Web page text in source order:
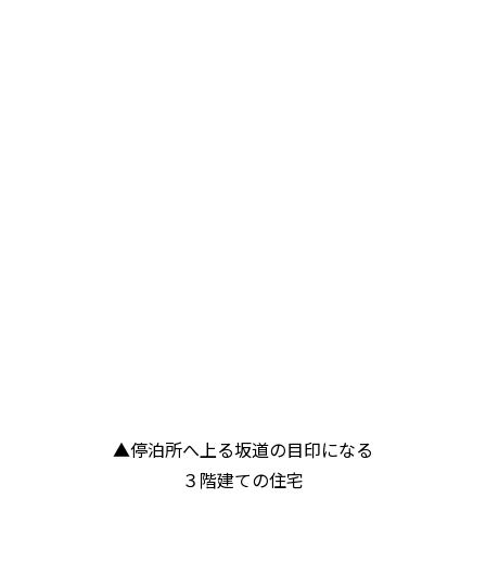
▲停泊所へ上る坂道の目印になる
３階建ての住宅